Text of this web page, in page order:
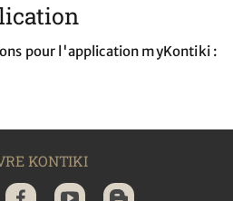
pour l'application myKontiki :
KONTIKI